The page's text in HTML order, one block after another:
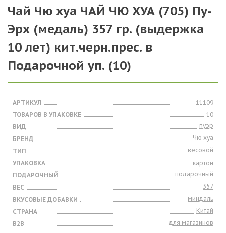
Чай Чю хуа ЧАЙ ЧЮ ХУА (705) Пу-
Эрх (медаль) 357 гр. (выдержка
10 лет) кит.черн.прес. в
Подарочной уп. (10)
АРТИКУЛ
11109
ТОВАРОВ В УПАКОВКЕ
10
ВИД
пуэр
БРЕНД
Чю хуа
ТИП
весовой
УПАКОВКА
картон
ПОДАРОЧНЫЙ
подарочный
ВЕС
357
ВКУСОВЫЕ ДОБАВКИ
миндаль
СТРАНА
Китай
B2B
для магазинов